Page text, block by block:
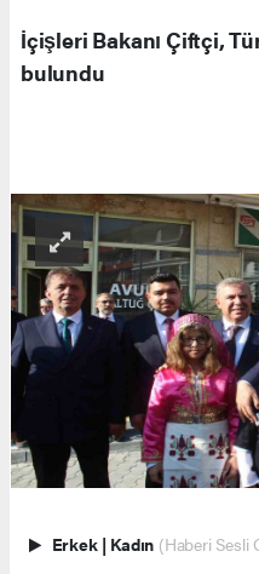
İçişleri Bakanı Çiftçi,
bulundu
Erkek | Kadın (Haberi Sesli